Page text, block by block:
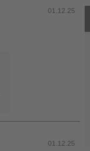
01.12.25
01.12.25